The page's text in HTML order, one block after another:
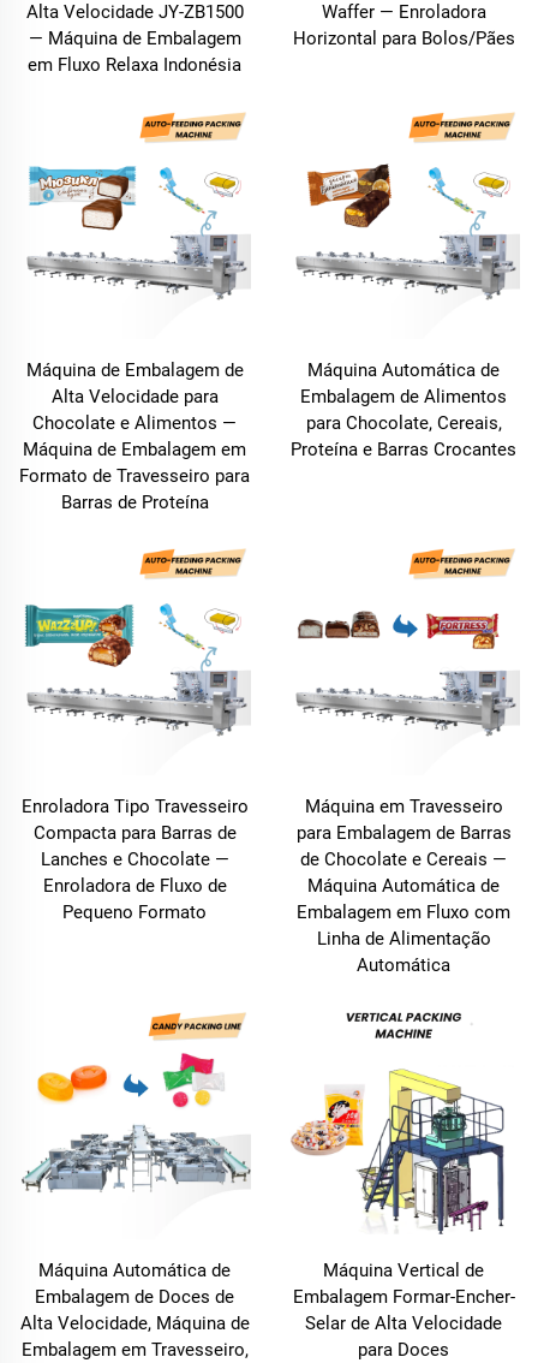
Alta Velocidade JY-ZB1500
— Máquina de Embalagem
em Fluxo Relaxa Indonésia
Waffer — Enroladora
Horizontal para Bolos/Pães
Máquina de Embalagem de
Alta Velocidade para
Chocolate e Alimentos —
Máquina de Embalagem em
Formato de Travesseiro para
Barras de Proteína
Máquina Automática de
Embalagem de Alimentos
para Chocolate, Cereais,
Proteína e Barras Crocantes
Enroladora Tipo Travesseiro
Compacta para Barras de
Lanches e Chocolate —
Enroladora de Fluxo de
Pequeno Formato
Máquina em Travesseiro
para Embalagem de Barras
de Chocolate e Cereais —
Máquina Automática de
Embalagem em Fluxo com
Linha de Alimentação
Automática
Máquina Automática de
Embalagem de Doces de
Alta Velocidade, Máquina de
Embalagem em Travesseiro,
Máquina Vertical de
Embalagem Formar-Encher-
Selar de Alta Velocidade
para Doces